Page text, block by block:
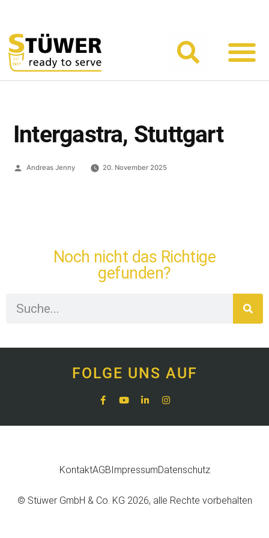
Intergastra, Stuttgart
Andreas Jenny 20. November 2025
Noch nicht das Richtige
gefunden?
FOLGE UNS AUF
© Stüwer GmbH & Co. KG 2026, alle Rechte vorbehalten
KontaktAGBImpressumDatenschutz